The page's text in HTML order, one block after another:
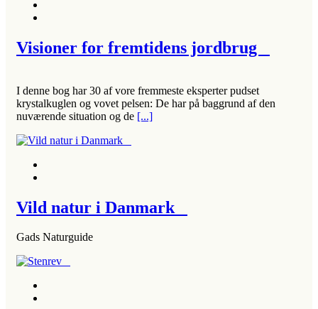
Visioner for fremtidens jordbrug
I denne bog har 30 af vore fremmeste eksperter pudset
krystalkuglen og vovet pelsen: De har på baggrund af den
nuværende situation og de [...]
Vild natur i Danmark
Gads Naturguide